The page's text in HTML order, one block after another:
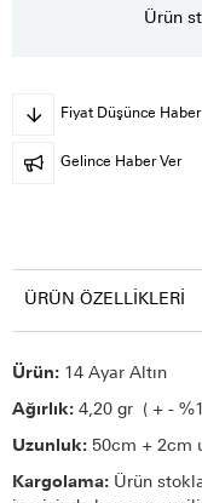
Ürün
Fiyat Düşünce Haber
Gelince Haber Ver
ÜRÜN ÖZELLIKLERI
Ürün: 14 Ayar Altın
Ağırlık: 4,20 gr ( + -
Uzunluk: 50cm + 2cm
Kargolama: Ürün